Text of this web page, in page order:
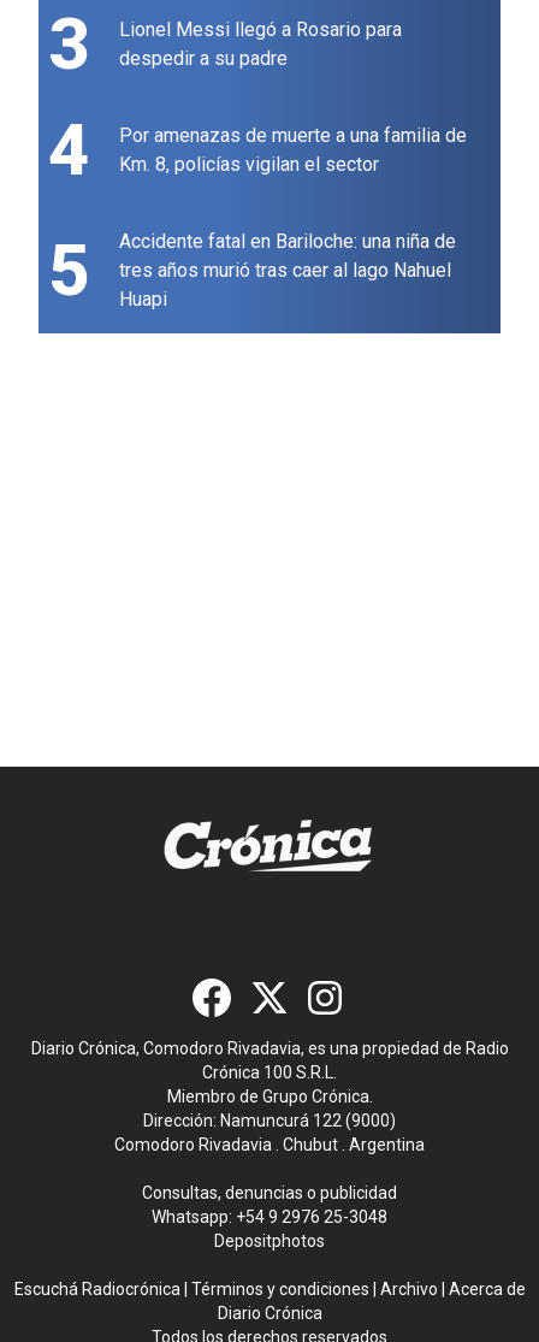
3
Lionel Messi llegó a Rosario para
despedir a su padre
4
Por amenazas de muerte a una familia de
Km. 8, policías vigilan el sector
5
Accidente fatal en Bariloche: una niña de
tres años murió tras caer al lago Nahuel
Huapi
Diario Crónica, Comodoro Rivadavia, es una propiedad de Radio
Crónica 100 S.R.L.
Miembro de Grupo Crónica.
Dirección: Namuncurá 122 (9000)
Comodoro Rivadavia . Chubut . Argentina
Consultas, denuncias o publicidad
Whatsapp: +54 9 2976 25-3048
Depositphotos
Escuchá Radiocrónica Términos y condiciones Archivo
Acerca de
Diario Crónica
Todos los derechos reservados